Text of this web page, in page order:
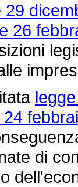
26
24
di